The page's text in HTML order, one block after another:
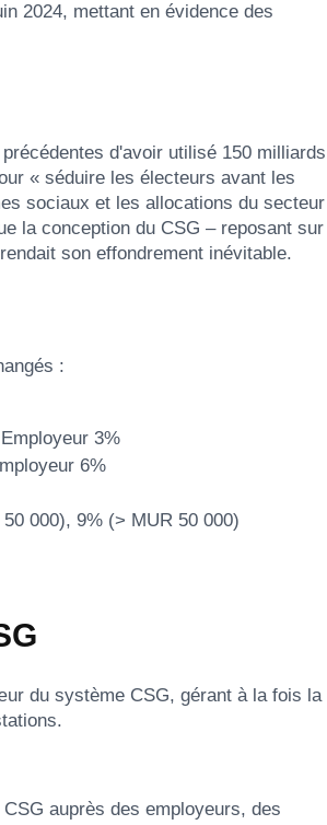
2024, mettant en évidence des
d'avoir utilisé 150 milliards
« séduire les électeurs avant les
sociaux et les allocations du secteur
la conception du CSG – reposant sur
son effondrement inévitable.
:
3%
6%
000), 9% (> MUR 50 000)
du système CSG, gérant à la fois la
auprès des employeurs, des